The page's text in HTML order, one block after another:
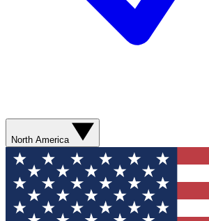
North America